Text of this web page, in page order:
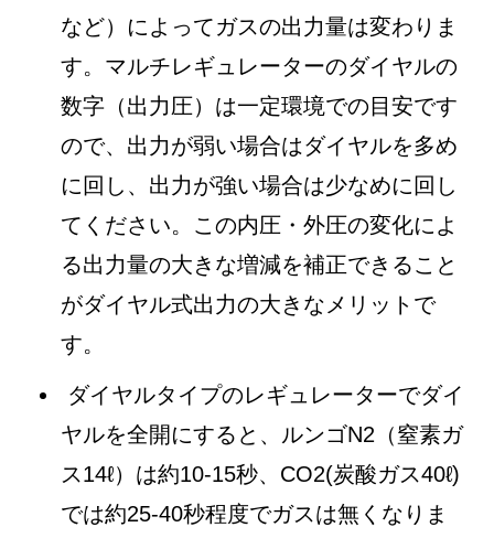
など）によってガスの出力量は変わりま
す。マルチレギュレーターのダイヤルの
数字（出力圧）は一定環境での目安です
ので、出力が弱い場合はダイヤルを多め
に回し、出力が強い場合は少なめに回し
てください。この内圧・外圧の変化によ
る出力量の大きな増減を補正できること
がダイヤル式出力の大きなメリットで
す。
ダイヤルタイプのレギュレーターでダイ
ヤルを全開にすると、ルンゴN2（窒素ガ
ス14ℓ）は約10-15秒、CO2(炭酸ガス40ℓ)
では約25-40秒程度でガスは無くなりま